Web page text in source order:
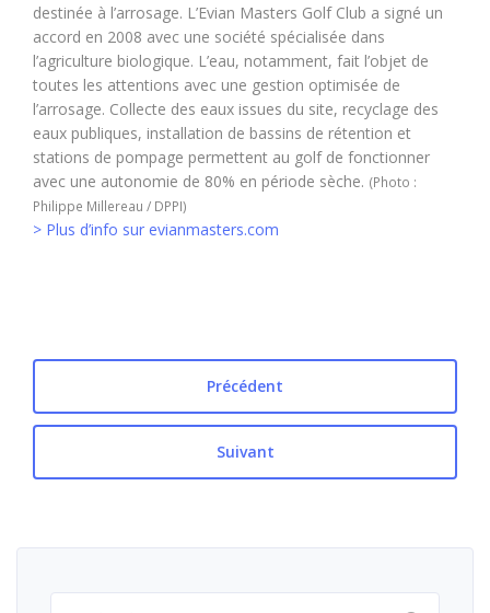
destinée à l’arrosage. L’Evian Masters Golf Club a signé un
accord en 2008 avec une société spécialisée dans
l’agriculture biologique. L’eau, notamment, fait l’objet de
toutes les attentions avec une gestion optimisée de
l’arrosage. Collecte des eaux issues du site, recyclage des
eaux publiques, installation de bassins de rétention et
stations de pompage permettent au golf de fonctionner
avec une autonomie de 80% en période sèche. (Photo :
Philippe Millereau / DPPI)
> Plus d’info sur evianmasters.com
Précédent
Suivant